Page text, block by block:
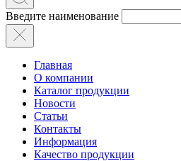
Введите наименование
Главная
О компании
Каталог продукции
Новости
Статьи
Контакты
Информация
Качество продукции